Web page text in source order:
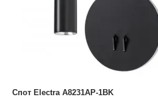
Спот Electra A8231AP-1BK